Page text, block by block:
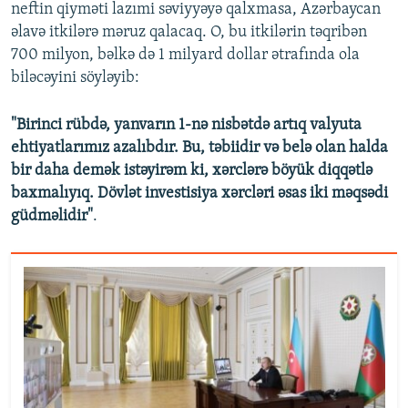
neftin qiyməti lazımi səviyyəyə qalxmasa, Azərbaycan
əlavə itkilərə məruz qalacaq. O, bu itkilərin təqribən
700 milyon, bəlkə də 1 milyard dollar ətrafında ola
biləcəyini söyləyib:
"Birinci rübdə, yanvarın 1-nə nisbətdə artıq valyuta
ehtiyatlarımız azalıbdır. Bu, təbiidir və belə olan halda
bir daha demək istəyirəm ki, xərclərə böyük diqqətlə
baxmalıyıq. Dövlət investisiya xərcləri əsas iki məqsədi
güdməlidir".